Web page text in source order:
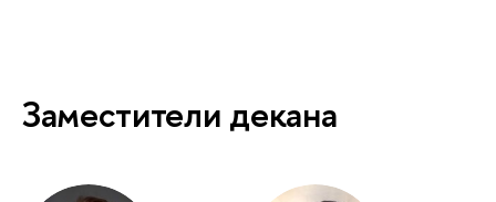
Заместители декана